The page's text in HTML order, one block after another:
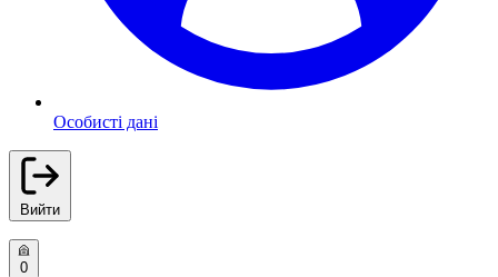
Особисті дані
Вийти
0